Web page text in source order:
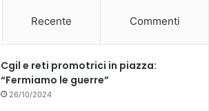
k
Recente Commenti
Cgil e reti promotrici in piazza:
“Fermiamo le guerre”
26/10/2024